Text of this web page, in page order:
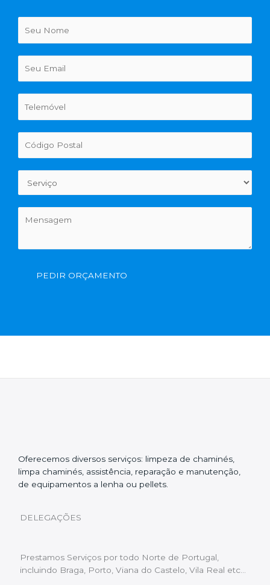
PEDIR ORÇAMENTO
Oferecemos diversos serviços: limpeza de chaminés,
limpa chaminés, assistência, reparação e manutenção,
de equipamentos a lenha ou pellets.
DELEGAÇÕES
Prestamos Serviços por todo Norte de Portugal,
incluindo Braga, Porto, Viana do Castelo, Vila Real etc…